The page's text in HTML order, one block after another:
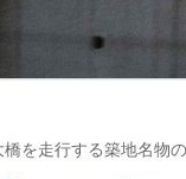
を走行する築地名物